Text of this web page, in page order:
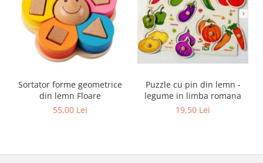
Sortator forme geometrice
din lemn Floare
55,00 Lei
Puzzle cu pin din lemn -
legume in limba romana
19,50 Lei